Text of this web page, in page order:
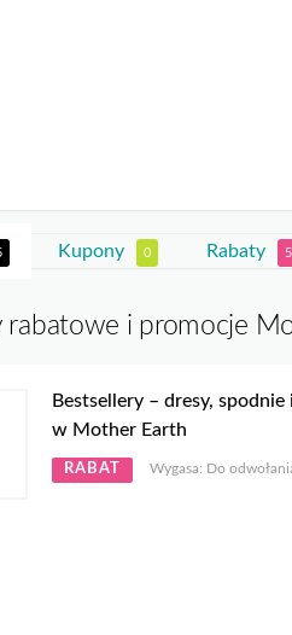
Kupony 0 Rabaty 5
rabatowe i promocje
Bestsellery – dresy, spodnie
w Mother Earth
RABAT Wygasa: Do